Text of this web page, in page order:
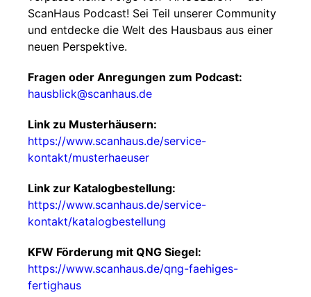
ScanHaus Podcast! Sei Teil unserer Community
und entdecke die Welt des Hausbaus aus einer
neuen Perspektive.
Fragen oder Anregungen zum Podcast:
hausblick@scanhaus.de
Link zu Musterhäusern:
https://www.scanhaus.de/service-
kontakt/musterhaeuser
Link zur Katalogbestellung:
https://www.scanhaus.de/service-
kontakt/katalogbestellung
KFW Förderung mit QNG Siegel:
https://www.scanhaus.de/qng-faehiges-
fertighaus